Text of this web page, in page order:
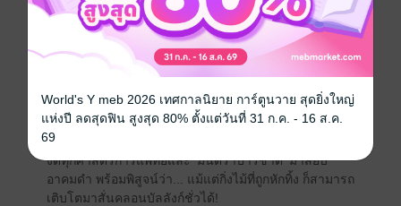
มนตราปาริชาติ ลิขิตรักระบบพฤกษา เล่ม 2 (จบ)
"จากหมอยาบ้านป่า สู่ผู้กุมชะตาบัลลังก์... เมื่อศัตรูเก่าใน
เงามืดเริ่มขยับ การทวงแค้นครั้งนี้จึงมีแผ่นดินเป็นเดิม
พัน!" หลังพ้นจากคมเขี้ยวในเวียงผาหมอก 'แก้วกัลยา' ต้อง
อวิชชา เพื่อตามหาความจริงของ 'พ่อ' ที่ถูกจองจำในข้อหา
กบฏมานานนับสิบปี ท่ามกลางกลลวงของมหาอุปราชและ
'เจ้าจอมพวงชมพู' ผู้ใช้พิษร้ายทำลายองค์เหนือหัว เธอต้อง
งัดทุกศาสตร์การแพทย์และ 'มนตราปาริชาติ' มาสยบ
อาคมดำ พร้อมพิสูจน์ว่า... แม้แต่กิ่งไม้ที่ถูกหักทิ้ง ก็สามารถ
เติบโตมาสั่นคลอนบัลลังก์ชั่วได้!
World's Y meb 2026 เทศกาลนิยาย การ์ตูนวาย สุดยิ่งใหญ่
แห่งปี ลดสุดฟิน สูงสุด 80% ตั้งแต่วันที่ 31 ก.ค. - 16 ส.ค.
69